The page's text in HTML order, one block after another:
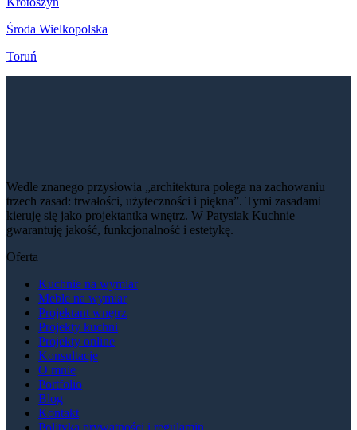
Środa Wielkopolska
Toruń
Wedle znanego przysłowia „architektura polega na zachowaniu
trzech zasad: trwałości, użyteczności i piękna”. Tymi zasadami
kieruję się jako projektantka wnętrz. W Patysiak Kuchnie
gwarantuję jakość, funkcjonalność i estetykę.
Oferta
Kuchnie na wymiar
Meble na wymiar
Projektant wnętrz
Projekty kuchni
Projekty online
Konsultacje
O mnie
Portfolio
Blog
Kontakt
Polityka prywatności i regulamin